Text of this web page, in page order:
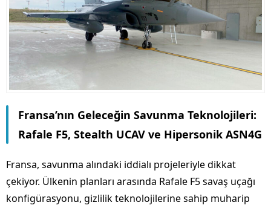
Fransa’nın Geleceğin Savunma Teknolojileri:
Rafale F5, Stealth UCAV ve Hipersonik ASN4G
Fransa, savunma alındaki iddialı projeleriyle dikkat
çekiyor. Ülkenin planları arasında Rafale F5 savaş uçağı
konfigürasyonu, gizlilik teknolojilerine sahip muharip